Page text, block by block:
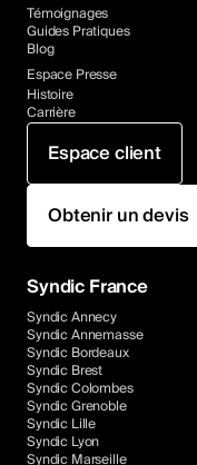
Témoignages
Guides Pratiques
Blog
Espace Presse
Histoire
Carrière
Espace client
Obtenir un devis
Syndic France
Syndic Annecy
Syndic Annemasse
Syndic Bordeaux
Syndic Brest
Syndic Colombes
Syndic Grenoble
Syndic Lille
Syndic Lyon
Syndic Marseille